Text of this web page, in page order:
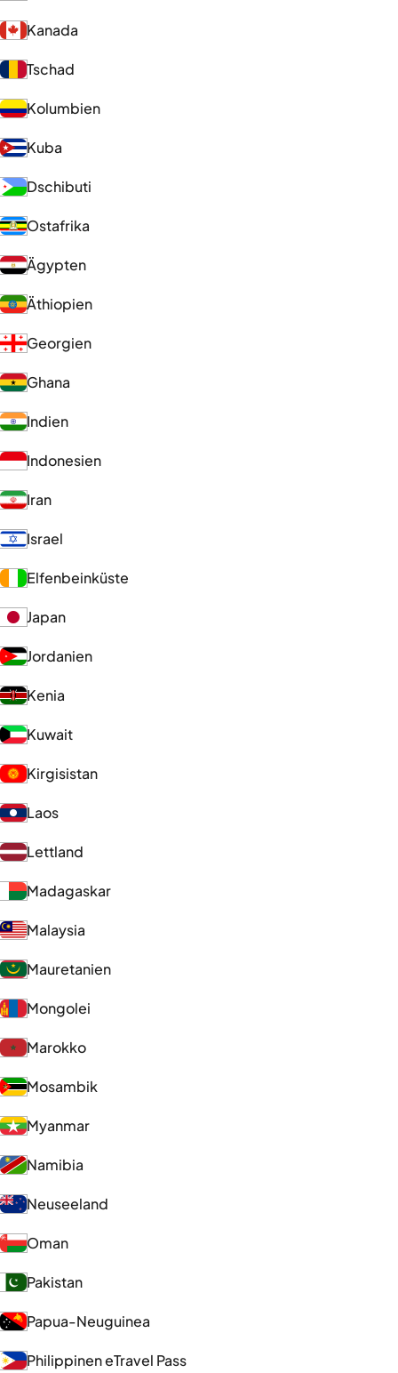
Kanada
Tschad
Kolumbien
Kuba
Dschibuti
Ostafrika
Ägypten
Äthiopien
Georgien
Ghana
Indien
Indonesien
Iran
Israel
Elfenbeinküste
Japan
Jordanien
Kenia
Kuwait
Kirgisistan
Laos
Lettland
Madagaskar
Malaysia
Mauretanien
Mongolei
Marokko
Mosambik
Myanmar
Namibia
Neuseeland
Oman
Pakistan
Papua-Neuguinea
Philippinen eTravel Pass